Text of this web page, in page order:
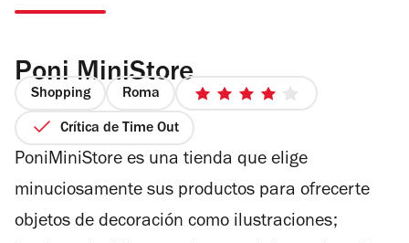
Poni MiniStore
Shopping Roma
4
estrellas
Crítica de Time Out
PoniMiniStore es una tienda que elige
minuciosamente sus productos para ofrecerte
objetos de decoración como ilustraciones;